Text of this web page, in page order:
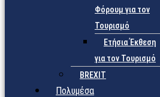
Φόρουμ για τον
Τουρισμό
Ετήσια Έκθεση
για τον Τουρισμό
BREXIT
Πολυμέσα